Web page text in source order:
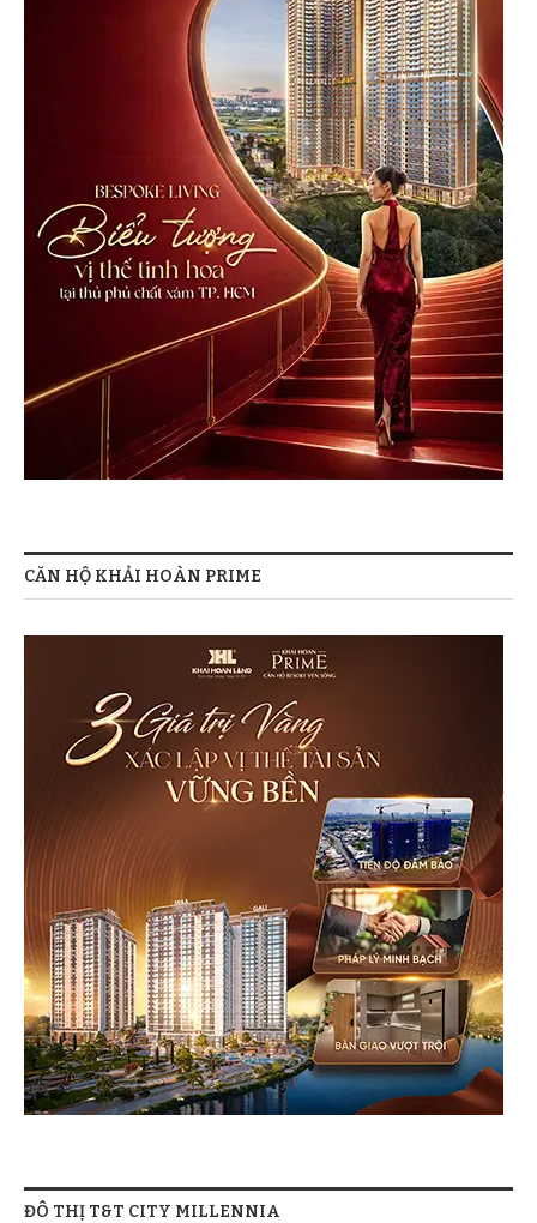
CĂN HỘ KHẢI HOÀN PRIME
ĐÔ THỊ T&T CITY MILLENNIA